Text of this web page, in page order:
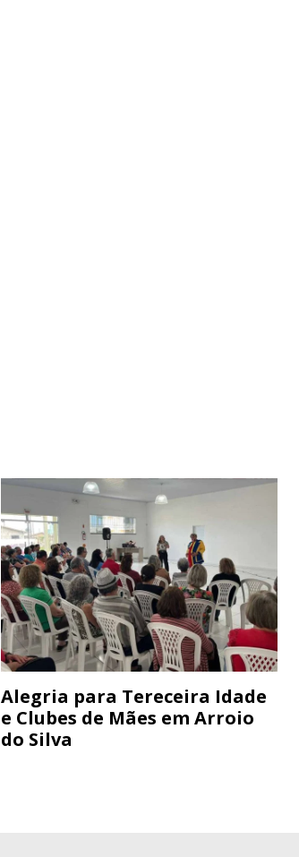
Alegria para Tereceira Idade
e Clubes de Mães em Arroio
do Silva